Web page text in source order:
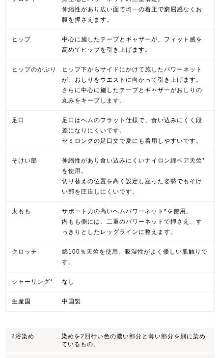
伸縮性があり広い面で均一の着圧で窮屈感なくお
腹を押さえます。
ヒップ
中心に施したテープとギャザーが、フィット感を
高めてヒップを引き上げます。
ヒップのかぶり
ヒップ下からサイドにかけて施したパワーネット
が、おしりをウエストに向かって引き上げます。
さらに中心に施したテープとギャザーがおしりの
丸みをキープします。
足口
足口はヘムのフラット仕様で、食い込みにくく段
差になりにくいです。
セミロングの足口丈で夏にも着用しやすいです。
そけい部
伸縮性があり食い込みにくいナイロン綿ベア天竺*
を使用。
切り替えの位置を高く設定し座った姿勢でもそけ
い部を圧迫しにくいです。
太もも
サポート力の高いヘムパワーネット*を使用。
内もも側には、二重のパワーネットで押さえ、す
っきりとしたレッグラインに整えます。
クロッチ
綿100％天竺を使用。吸湿性がよく優しい肌触りで
す。
シャーリング* なし
生産国 中国製
2浴染め
染めを2回行い色の濃い部分と薄い部分を別に染め
ているもの。